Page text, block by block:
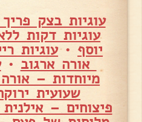
עוגיות בצק
עוגיות דקות
יוסף •עוגיות
אורה ארגוב •
מיוחדות –
שעועית
פיצוחים – אילנית